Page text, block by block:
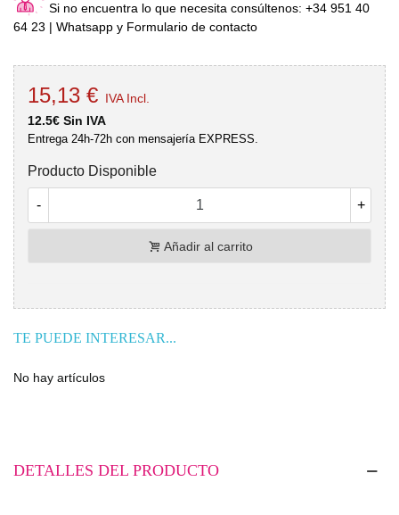
Si no encuentra lo que necesita consúltenos: +34 951 40
64 23 | Whatsapp y Formulario de contacto
15,13 € IVA Incl.
12.5€ Sin IVA
Entrega 24h-72h con mensajería EXPRESS.
Producto Disponible
- +
Añadir al carrito
TE PUEDE INTERESAR...
No hay artículos
DETALLES DEL PRODUCTO